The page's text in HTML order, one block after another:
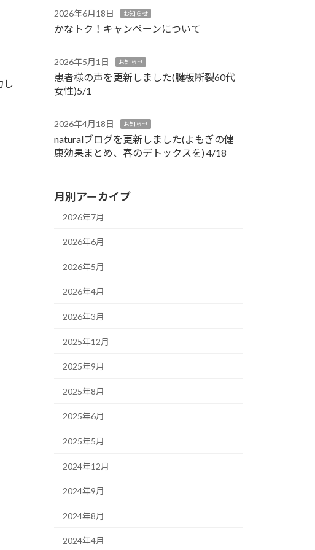
し
2026年6月18日 お知らせ
かなトク！キャンペーンについて
2026年5月1日 お知らせ
患者様の声を更新しました(腱板断裂60代
女性)5/1
2026年4月18日 お知らせ
naturalブログを更新しました(よもぎの健
康効果まとめ、春のデトックスを) 4/18
月別アーカイブ
2026年7月
2026年6月
2026年5月
2026年4月
2026年3月
2025年12月
2025年9月
2025年8月
2025年6月
2025年5月
2024年12月
2024年9月
2024年8月
2024年4月